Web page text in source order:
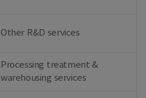
Other R&D services
Processing treatment &
warehousing services